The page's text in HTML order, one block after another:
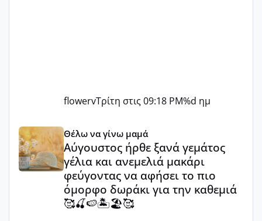
flowervΤρίτη στις 09:18 PM%d ημ
Αύγουστος ήρθε ξανά γεμάτος γέλια και ανεμελιά
Θέλω να γίνω μαμά
Αύγουστος ήρθε ξανά γεμάτος
γέλια και ανεμελιά μακάρι
φεύγοντας να αφήσει το πιο
όμορφο δωράκι για την καθεμιά
🥰🍒🍉🏝️🏖️🥰